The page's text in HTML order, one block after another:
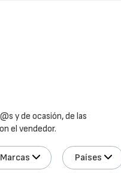
y de ocasión, de las
el vendedor.
Marcas Países